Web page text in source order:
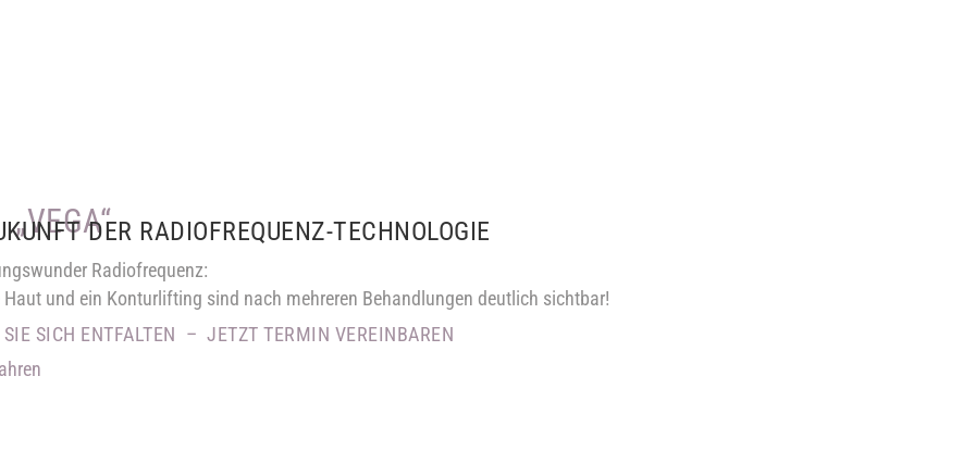
DER RADIOFREQUENZ-TECHNOLOGIE
Radiofrequenz:
Haut und ein Konturlifting sind nach mehreren Behandlungen deutlich sichtbar!
SIE SICH ENTFALTEN – JETZT TERMIN VEREINBAREN